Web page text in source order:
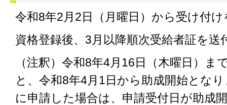
令和8年2月2日（月曜日）から受け付
資格登録後、3月以降順次受給者証を送
（注釈）令和8年4月16日（木曜日）ま
と、令和8年4月1日から助成開始とな
に申請した場合は、申請受付日が助成